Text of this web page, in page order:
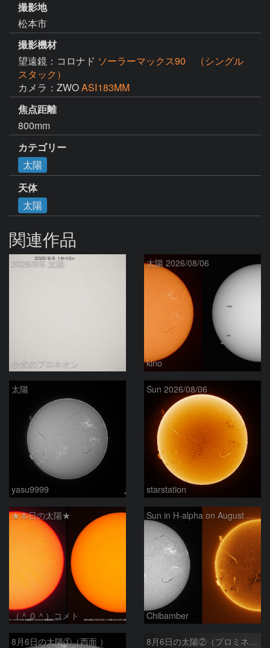
撮影地
松本市
撮影機材
望遠鏡：コロナド ソーラーマックス90 （シングル
スタック）
カメラ：ZWOASⅠ183MM
焦点距離
800mm
カテゴリー
太陽
天体
太陽
関連作品
2026/8/6 太陽
小犬のプロキオン
太陽 2026/08/06
kino
太陽
yasu9999
Sun 2026/08/06
starstation
★本日の太陽★
（＾０＾）コメト
Sun in H-alpha on August 6, 2026
Chibamber
8月6日の太陽①（西面 ） 8月6日の太陽②（プロミネン北東縁 ）